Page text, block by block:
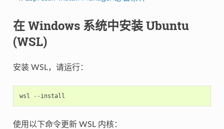
在 Windows 系统中安装 Ubuntu
(WSL)
安装 WSL，请运行：
wsl -- install
使用以下命令更新 WSL 内核：